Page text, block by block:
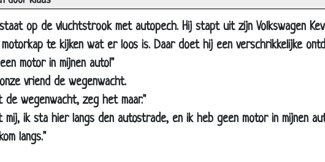
op de vluchtstrook met autopech. Hij stapt uit zijn Volkswagen
te kijken wat er loos is. Daar doet hij een verschrikkelijke
motor in mijnen auto!"
vriend de wegenwacht.
de wegenwacht, zeg het maar."
mij, ik sta hier langs den autostrade, en ik heb geen motor in mijnen
langs."
Op jacht
Kano
Vriend kwijt
Boot
Feest
Stroomstoring